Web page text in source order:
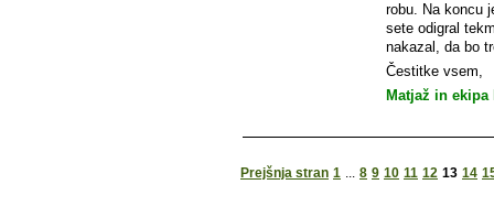
robu. Na koncu
sete odigral
nakazal, da bo
Čestitke vsem,
Matjaž in ekipa
Prejšnja stran 1 ... 8 9 10 11 12 13 14